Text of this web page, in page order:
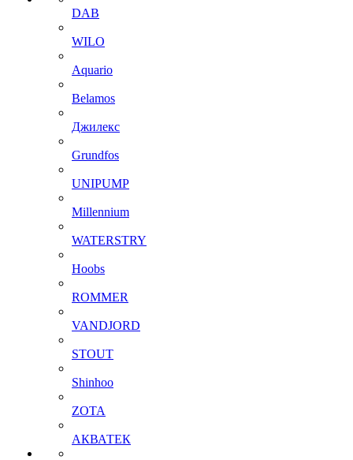
DAB
WILO
Aquario
Belamos
Джилекс
Grundfos
UNIPUMP
Millennium
WATERSTRY
Hoobs
ROMMER
VANDJORD
STOUT
Shinhoo
ZOTA
АКВАТЕК